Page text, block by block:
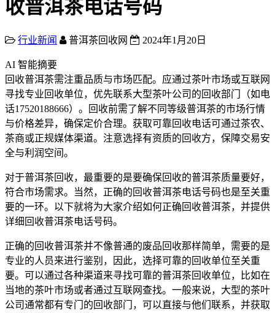
收普洱茶电话号码
行业新闻 普洱茶回收网 2024年1月20日
AI 智能摘要
回收普洱茶需注重品质与市场匹配。应通过茶叶市场或互联网
寻找专业回收单位，优先联系大型茶叶公司的回收部门（如电
话17520188666）。回收前需了解不同等级普洱茶的市场行情
与价格差异，确保定价合理。获取可靠回收电话可通过茶农、
茶商或正规媒体渠道。注意选择有资质的回收方，保障交易安
全与利润空间。
对于普洱茶回收，最重要的是要确保回收的普洱茶质量要好，
符合市场需求。当然，正确的回收普洱茶电话号码也是至关重
要的一环。以下就将为大家介绍如何正确回收普洱茶，并提供
详细回收普洱茶电话号码。
正确的回收普洱茶并不像普通的废品回收那样简单，需要的是
专业的人员来进行鉴别，因此，选择可靠的回收单位至关重
要。可以通过各种渠道来寻找可靠的普洱茶回收单位，比如在
当地的茶叶市场或者通过互联网查找。一般来说，大型的茶叶
公司通常都有专门的回收部门，可以直接与他们联系，并获取